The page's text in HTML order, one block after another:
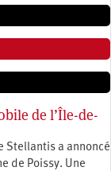
de l’Île-de-
Stellantis a annoncé
de Poissy. Une